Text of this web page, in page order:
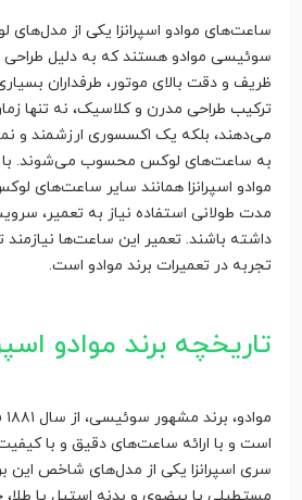
ساعت‌های موادو اسپرانزا یکی از
سوئیسی موادو هستند که به دلیل طراحی
ظریف و دقت بالای موتور، طرفداران
ترکیب طراحی مدرن و کلاسیک، نه تنها
می‌دهند، بلکه یک اکسسوری ارزشمند و
به ساعت‌های لوکس محسوب می‌شوند. با
موادو اسپرانزا همانند سایر ساعت‌های
مدت طولانی استفاده نیاز به تعمیر،
داشته باشند. تعمیر این ساعت‌ها نیازمند
تجربه در تعمیرات برند موادو است.
تاریخچه برند موادو
است و با ارائه ساعت‌های دقیق و با
سری اسپرانزا یکی از مدل‌های شاخص این